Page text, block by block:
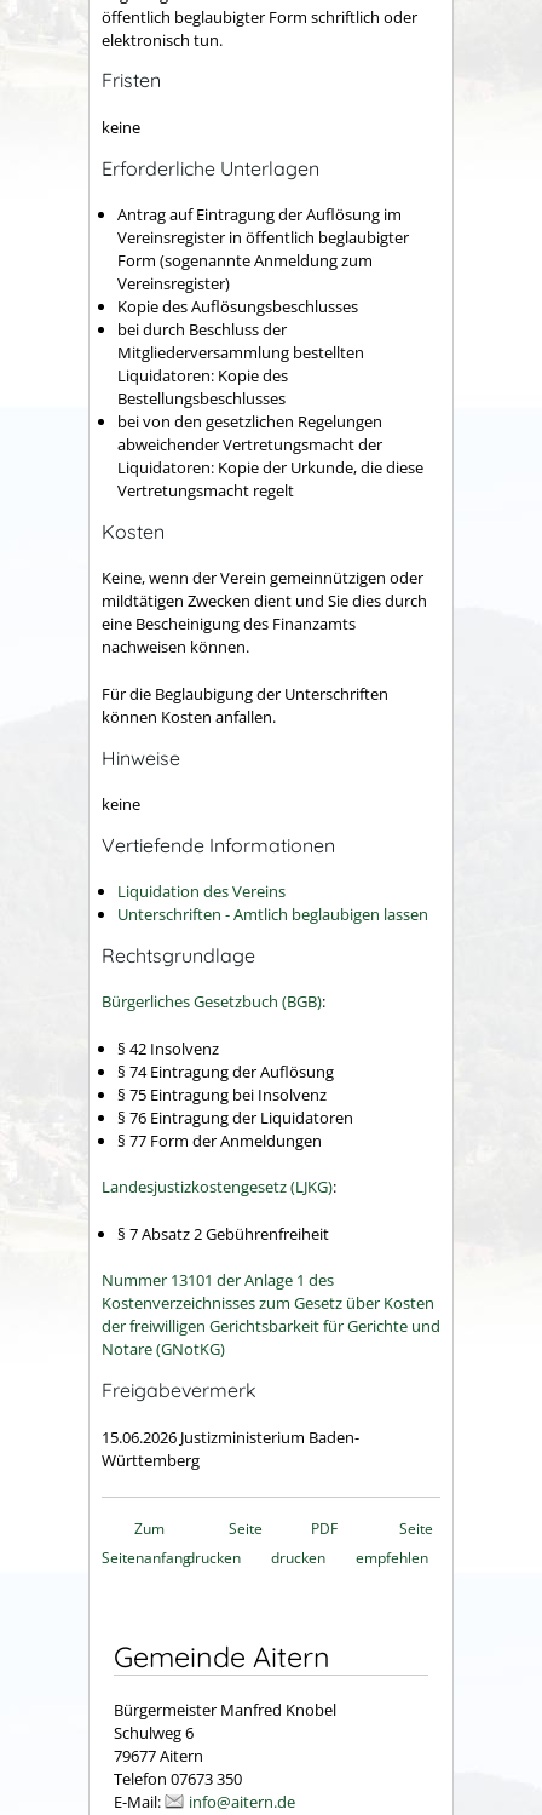
öffentlich beglaubigter Form schriftlich oder
elektronisch tun.
Fristen
keine
Erforderliche Unterlagen
Antrag auf Eintragung der Auflösung im
Vereinsregister in öffentlich beglaubigter
Form (sogenannte Anmeldung zum
Vereinsregister)
Kopie des Auflösungsbeschlusses
bei durch Beschluss der
Mitgliederversammlung bestellten
Liquidatoren: Kopie des
Bestellungsbeschlusses
bei von den gesetzlichen Regelungen
abweichender Vertretungsmacht der
Liquidatoren: Kopie der Urkunde, die diese
Vertretungsmacht regelt
Kosten
Keine, wenn der Verein gemeinnützigen oder
mildtätigen Zwecken dient und Sie dies durch
eine Bescheinigung des Finanzamts
nachweisen können.
Für die Beglaubigung der Unterschriften
können Kosten anfallen.
Hinweise
keine
Vertiefende Informationen
Liquidation des Vereins
Unterschriften - Amtlich beglaubigen lassen
Rechtsgrundlage
Bürgerliches Gesetzbuch (BGB):
§ 42 Insolvenz
§ 74 Eintragung der Auflösung
§ 75 Eintragung bei Insolvenz
§ 76 Eintragung der Liquidatoren
§ 77 Form der Anmeldungen
Landesjustizkostengesetz (LJKG):
§ 7 Absatz 2Gebührenfreiheit
Nummer 13101 der Anlage 1 des
Kostenverzeichnisses zum Gesetz über Kosten
der freiwilligen Gerichtsbarkeit für Gerichte und
Notare (GNotKG)
Freigabevermerk
15.06.2026 Justizministerium Baden-
Württemberg
Zum
Seitenanfang
Seite
drucken
PDF
drucken
Seite
empfehlen
Gemeinde Aitern
Bürgermeister Manfred Knobel
Schulweg 6
79677 Aitern
Telefon 07673 350
E-Mail:
info@aitern.de